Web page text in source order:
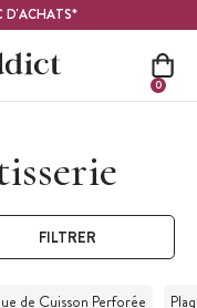
D'ACHATS*
0
FILTRER
de Cuisson Perforée